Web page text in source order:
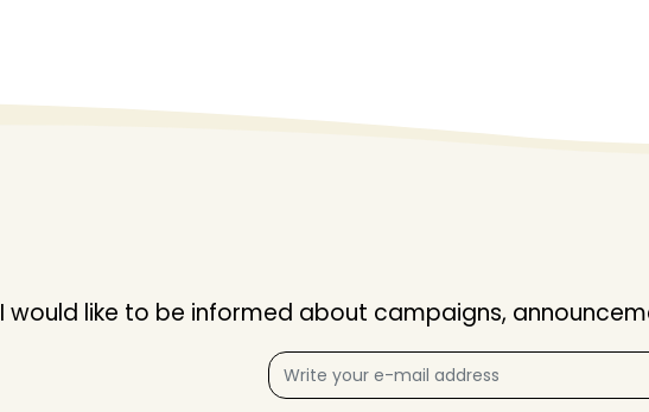
I would like to be informed about campaigns,